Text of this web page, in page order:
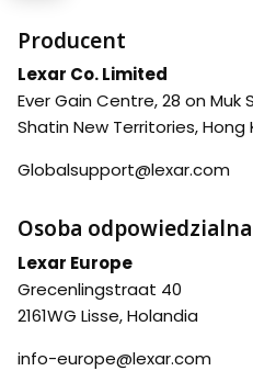
Producent
Lexar Co. Limited
Ever Gain Centre, 28 on Muk
Shatin New Territories, Hong
Globalsupport@lexar.com
Osoba
Lexar Europe
Grecenlingstraat 40
2161WG Lisse, Holandia
info-europe@lexar.com